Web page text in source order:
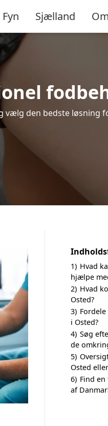
Fyn Sjælland
vælg den bedste løsning
1) Hvad
hjælpe
2) Hvad
Osted?
3)
i Osted?
4) Søg
de
5)
Osted
6) Find
af